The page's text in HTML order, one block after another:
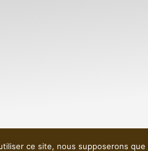
ce site, nous supposerons